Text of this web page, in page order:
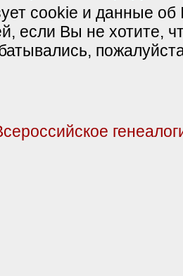
cookie и данные об
если Вы не хотите,